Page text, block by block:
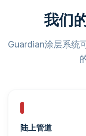
我们
Guardian涂层系统
陆上管道